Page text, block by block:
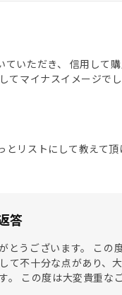
ていただき、 信用して
てマイナスイメージで
とリストにして教えて
答
とうございます。 この
て不十分な点があり、
。 この度は大変貴重な